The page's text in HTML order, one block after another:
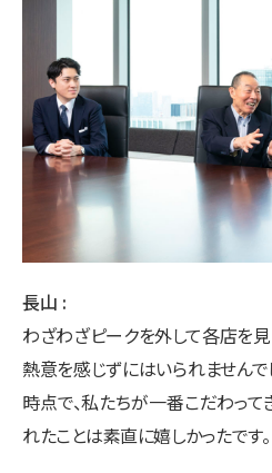
長山
わざわざピークを外して各店を
熱意を感じずにはいられません
時点で、私たちが一番こだわっ
れたことは素直に嬉しかったです。